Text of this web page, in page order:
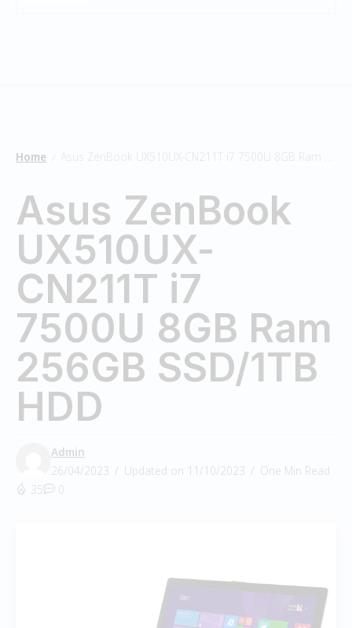
Home Asus ZenBook UX510UX-CN211T i7 7500U 8GB Ram 256GB SSD/1TB HDD
Asus ZenBook
UX510UX-
CN211T i7
7500U 8GB Ram
256GB SSD/1TB
HDD
Admin
26/04/2023
Updated on 11/10/2023
One Min Read
35
0